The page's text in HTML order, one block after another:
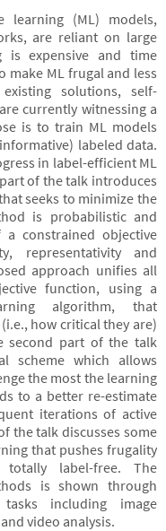
learning (ML) models,
are reliant on large
is expensive and time
make ML frugal and less
solutions, self-
currently witnessing a
is to train ML models
labeled data.
in label-efficient ML
of the talk introduces
seeks to minimize the
is probabilistic and
constrained objective
representativity and
approach unifies all
function, using a
algorithm, that
how critical they are)
second part of the talk
scheme which allows
the most the learning
to a better re-estimate
iterations of active
the talk discusses some
that pushes frugality
label-free. The
is shown through
including image
video analysis.